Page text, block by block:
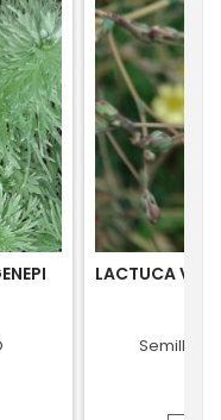
LACTUCA
Semillas